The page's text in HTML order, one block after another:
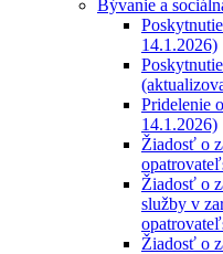
Bývanie a
14.1.2026)
Pridelenie
14.1.2026)
Žiadosť o
Žiadosť o
služby v
Žiadosť o